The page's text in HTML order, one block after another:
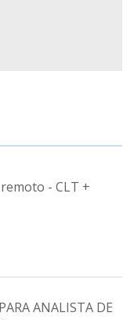
- CLT +
ANALISTA DE